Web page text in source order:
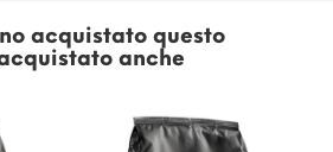
acquistato questo
anche